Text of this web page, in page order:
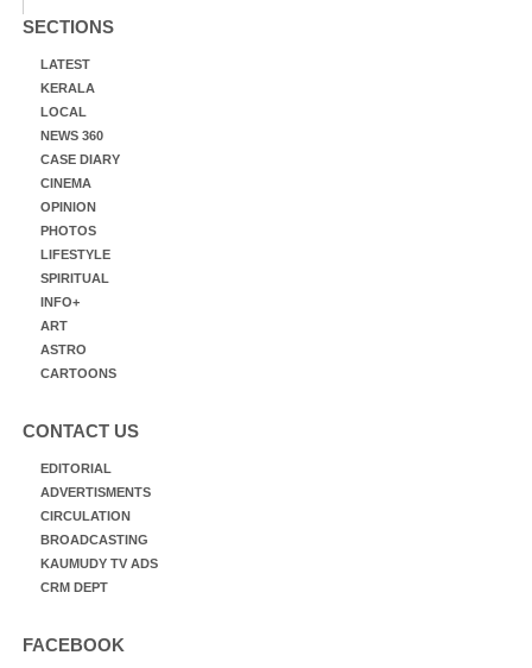
SECTIONS
LATEST
KERALA
LOCAL
NEWS 360
CASE DIARY
CINEMA
OPINION
PHOTOS
LIFESTYLE
SPIRITUAL
INFO+
ART
ASTRO
CARTOONS
CONTACT US
EDITORIAL
ADVERTISMENTS
CIRCULATION
BROADCASTING
KAUMUDY TV ADS
CRM DEPT
FACEBOOK